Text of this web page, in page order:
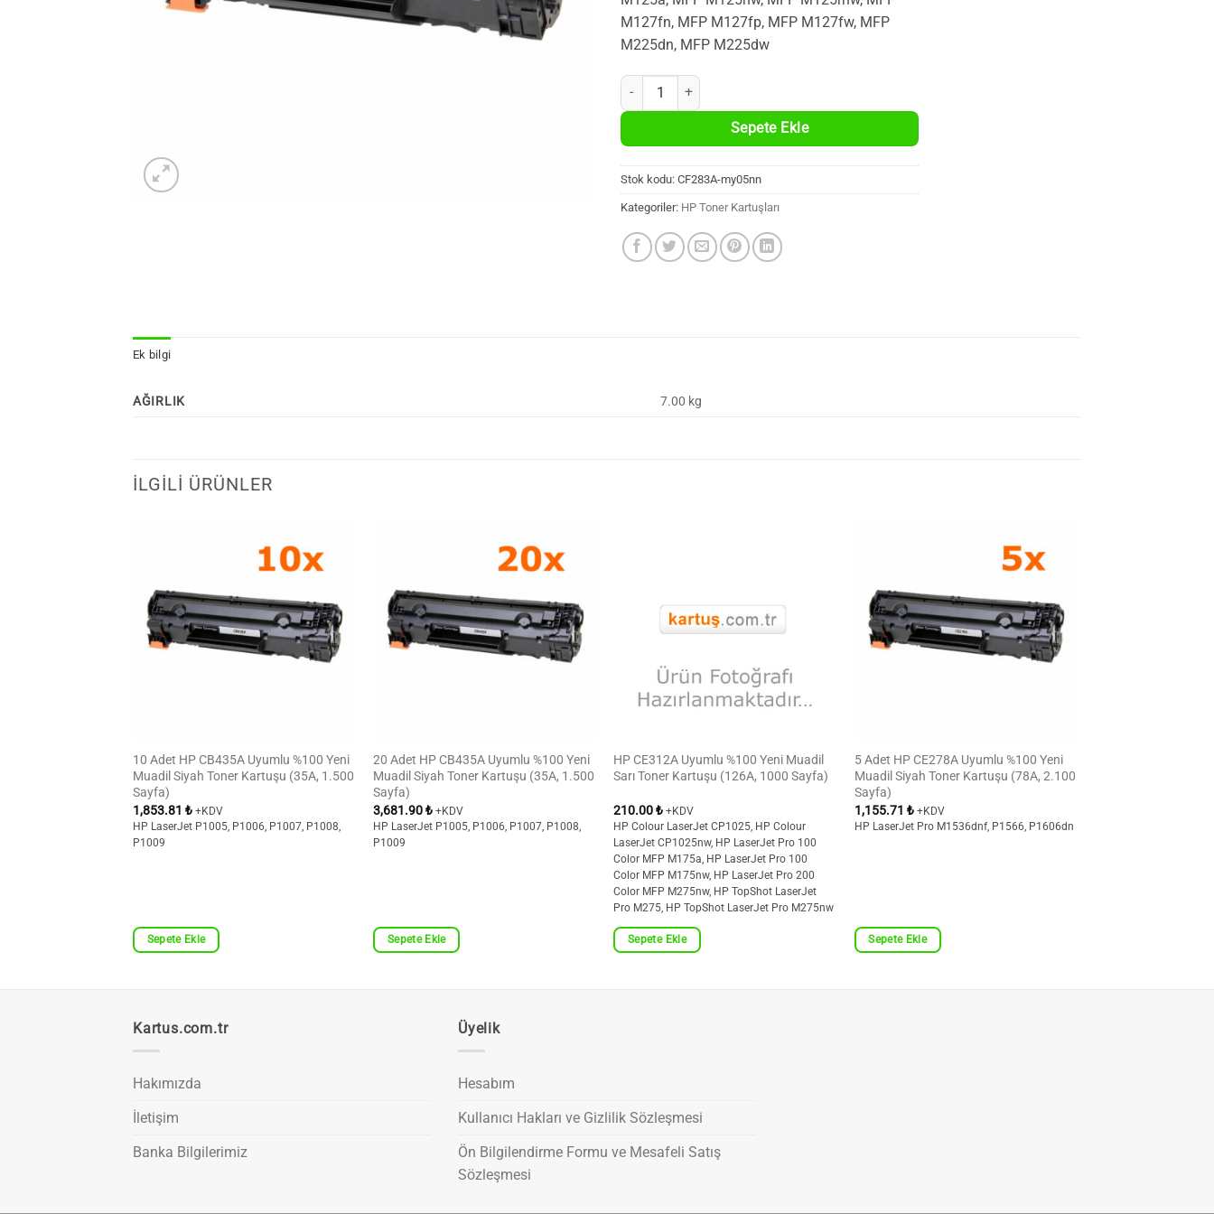
M127fn, MFP M127fp, MFP M127fw, MFP
M225dn, MFP M225dw
5 Adet HP CF283A Uyumlu %100 Yeni Muadil Siyah Toner Kartuşu (83A, 1.500 Sayfa) adet
Sepete Ekle
Stok kodu: CF283A-my05nn
Kategoriler: HP Toner Kartuşları
Ek bilgi
AĞIRLIK 7.00 kg
İLGILI ÜRÜNLER
10 Adet HP CB435A Uyumlu %100 Yeni
Muadil Siyah Toner Kartuşu (35A, 1.500
Sayfa)
1,853.81 ₺ +KDV
HP LaserJet P1005, P1006, P1007, P1008,
P1009
Sepete Ekle
20 Adet HP CB435A Uyumlu %100 Yeni
Muadil Siyah Toner Kartuşu (35A, 1.500
Sayfa)
3,681.90₺ +KDV
HP LaserJet P1005, P1006, P1007, P1008,
P1009
Sepete Ekle
HP CE312A Uyumlu %100 Yeni Muadil
Sarı Toner Kartuşu (126A, 1000 Sayfa)
210.00₺ +KDV
HP Colour LaserJet CP1025, HP Colour
LaserJet CP1025nw, HP LaserJet Pro 100
Color MFP M175a, HP LaserJet Pro 100
Color MFP M175nw, HP LaserJet Pro 200
Color MFP M275nw, HP TopShot LaserJet
Pro M275, HP TopShot LaserJet Pro M275nw
Sepete Ekle
5 Adet HP CE278A Uyumlu %100 Yeni
Muadil Siyah Toner Kartuşu (78A, 2.100
Sayfa)
1,155.71 ₺ +KDV
HP LaserJet Pro M1536dnf, P1566, P1606dn
Sepete Ekle
Kartus.com.tr
Hakımızda
İletişim
Banka Bilgilerimiz
Üyelik
Hesabım
Kullanıcı Hakları ve Gizlilik Sözleşmesi
Ön Bilgilendirme Formu ve Mesafeli Satış
Sözleşmesi